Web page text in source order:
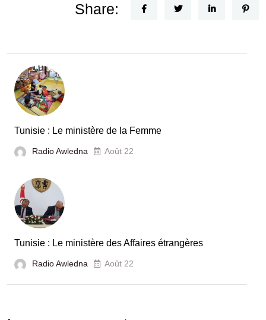
Share:
Tunisie : Le ministère de la Femme
Radio Awledna Août 22
Tunisie : Le ministère des Affaires étrangères
Radio Awledna Août 22